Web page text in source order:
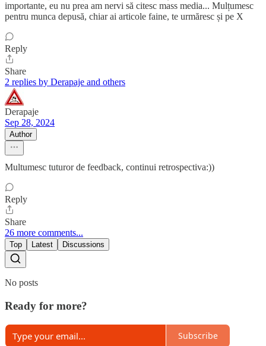
importante, eu nu prea am nervi să citesc mass media... Mulțumesc
pentru munca depusă, chiar ai articole faine, te urmăresc și pe X
Reply
Share
2 replies by Derapaje and others
Derapaje
Sep 28, 2024
Author
Multumesc tuturor de feedback, continui retrospectiva:))
Reply
Share
26 more comments...
Top Latest Discussions
No posts
Ready for more?
Subscribe